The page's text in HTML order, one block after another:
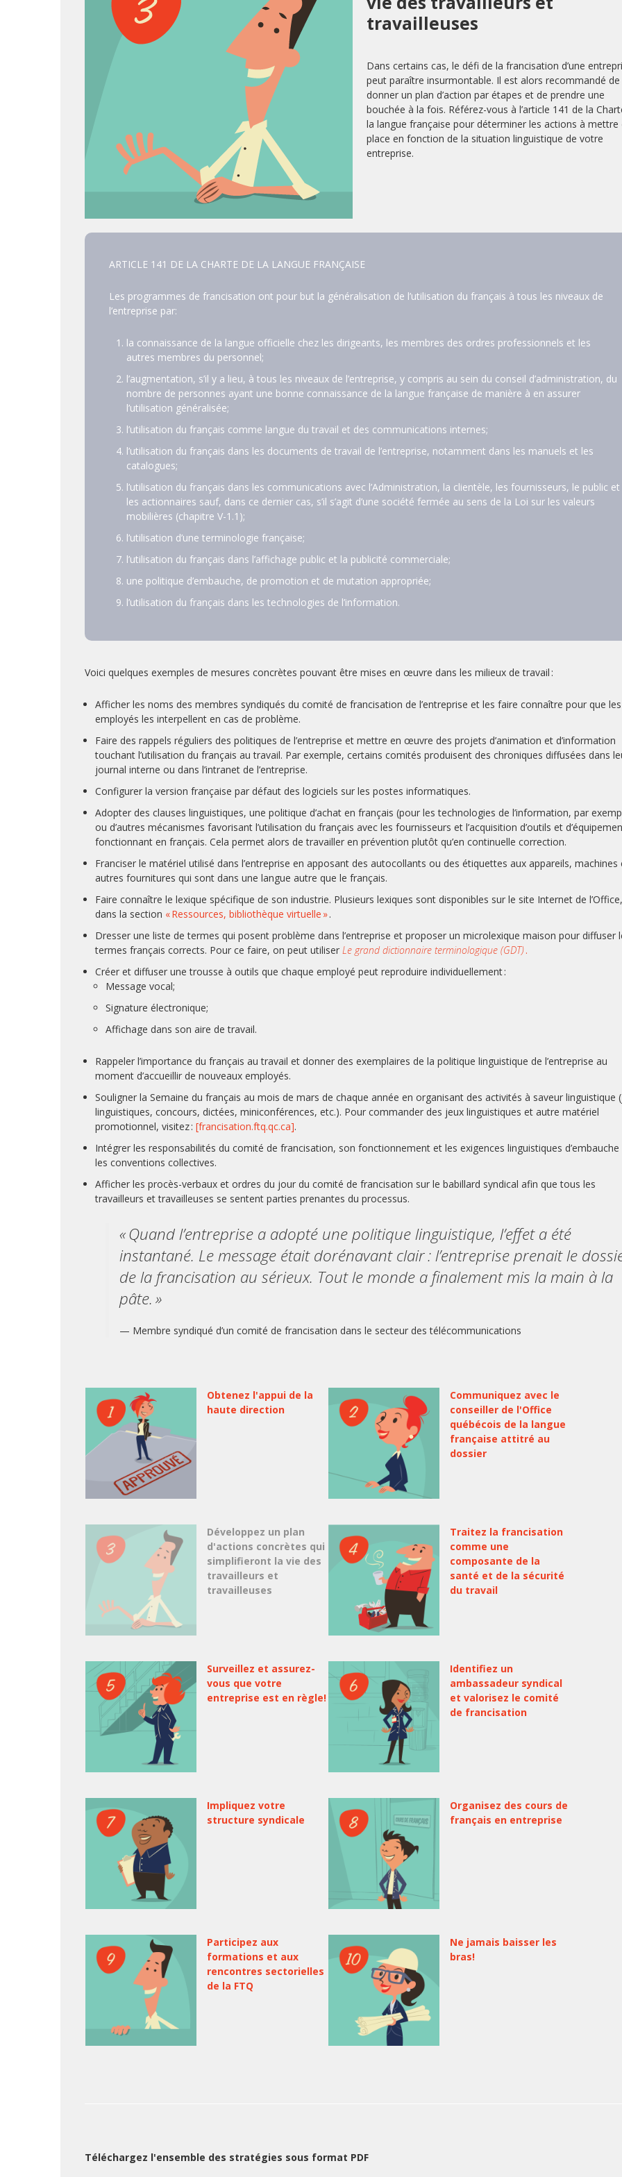
travailleuses
Dans certains cas, le défi de la francisation d’une
peut paraître insurmontable. Il est alors recommandé de
donner un plan d’action par étapes et de prendre une
bouchée à la fois. Référez-vous à l’article 141 de la
la langue française pour déterminer les actions à mettre
place en fonction de la situation linguistique de votre
entreprise.
ARTICLE 141 DE LA CHARTE DE LA LANGUE FRANÇAISE
Les programmes de francisation ont pour but la généralisation de l’utilisation du français à tous les niveaux de
l’entreprise par:
la connaissance de la langue officielle chez les dirigeants, les membres des ordres professionnels et les
autres membres du personnel;
l’augmentation, s’il y a lieu, à tous les niveaux de l’entreprise, y compris au sein du conseil d’administration, du
nombre de personnes ayant une bonne connaissance de la langue française de manière à en assurer
l’utilisation généralisée;
l’utilisation du français comme langue du travail et des communications internes;
l’utilisation du français dans les documents de travail de l’entreprise, notamment dans les manuels et les
catalogues;
l’utilisation du français dans les communications avec l’Administration, la clientèle, les fournisseurs, le public et
les actionnaires sauf, dans ce dernier cas, s’il s’agit d’une société fermée au sens de la Loi sur les valeurs
mobilières (chapitre V-1.1);
l’utilisation d’une terminologie française;
l’utilisation du français dans l’affichage public et la publicité commerciale;
une politique d’embauche, de promotion et de mutation appropriée;
l’utilisation du français dans les technologies de l’information.
Voici quelques exemples de mesures concrètes pouvant être mises en œuvre dans les milieux de travail :
Afficher les noms des membres syndiqués du comité de francisation de l’entreprise et les faire connaître pour que les
employés les interpellent en cas de problème.
Faire des rappels réguliers des politiques de l’entreprise et mettre en œuvre des projets d’animation et d’information
touchant l’utilisation du français au travail. Par exemple, certains comités produisent des chroniques diffusées dans
journal interne ou dans l’intranet de l’entreprise.
Configurer la version française par défaut des logiciels sur les postes informatiques.
Adopter des clauses linguistiques, une politique d’achat en français (pour les technologies de l’information, par
ou d’autres mécanismes favorisant l’utilisation du français avec les fournisseurs et l’acquisition d’outils et
fonctionnant en français. Cela permet alors de travailler en prévention plutôt qu’en continuelle correction.
Franciser le matériel utilisé dans l’entreprise en apposant des autocollants ou des étiquettes aux appareils, machines
autres fournitures qui sont dans une langue autre que le français.
Faire connaître le lexique spécifique de son industrie. Plusieurs lexiques sont disponibles sur le site Internet de l’Office,
dans la section « Ressources, bibliothèque virtuelle ».
Dresser une liste de termes qui posent problème dans l’entreprise et proposer un microlexique maison pour diffuser
termes français corrects. Pour ce faire, on peut utiliser Le grand dictionnaire terminologique (GDT).
Créer et diffuser une trousse à outils que chaque employé peut reproduire individuellement :
Message vocal;
Signature électronique;
Affichage dans son aire de travail.
Rappeler l’importance du français au travail et donner des exemplaires de la politique linguistique de l’entreprise au
moment d’accueillir de nouveaux employés.
Souligner la Semaine du français au mois de mars de chaque année en organisant des activités à saveur linguistique
linguistiques, concours, dictées, miniconférences, etc.). Pour commander des jeux linguistiques et autre matériel
promotionnel, visitez : [francisation.ftq.qc.ca].
Intégrer les responsabilités du comité de francisation, son fonctionnement et les exigences linguistiques d’embauche
les conventions collectives.
Afficher les procès-verbaux et ordres du jour du comité de francisation sur le babillard syndical afin que tous les
travailleurs et travailleuses se sentent parties prenantes du processus.
« Quand l’entreprise a adopté une politique linguistique, l’effet a été
instantané. Le message était dorénavant clair : l’entreprise prenait le
de la francisation au sérieux. Tout le monde a finalement mis la main à la
pâte. »
— Membre syndiqué d’un comité de francisation dans le secteur des télécommunications
Obtenez l'appui de la
haute direction
Communiquez avec le
conseiller de l'Office
québécois de la langue
française attitré au
dossier
Développez un plan
d'actions concrètes qui
simplifieront la vie des
travailleurs et
travailleuses
Traitez la francisation
comme une
composante de la
santé et de la sécurité
du travail
Surveillez et assurez-
vous que votre
entreprise est en règle!
Identifiez un
ambassadeur syndical
et valorisez le comité
de francisation
Impliquez votre
structure syndicale
Organisez des cours de
français en entreprise
Participez aux
formations et aux
rencontres sectorielles
de la FTQ
Ne jamais baisser les
bras!
Téléchargez l'ensemble des stratégies sous format PDF